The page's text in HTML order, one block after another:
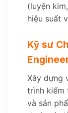
(luyện
hiệu suất
Kỹ sư
Xây dựng
trình kiểm
và sản